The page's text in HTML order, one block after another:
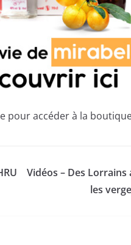
pour accéder à la
Vidéos – Des
les